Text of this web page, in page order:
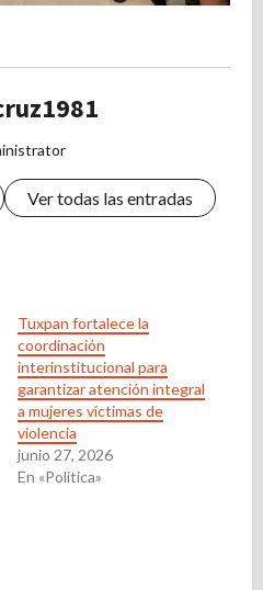
Ver todas las entradas
Tuxpan fortalece la
coordinación
interinstitucional para
garantizar atención integral
a mujeres víctimas de
violencia
junio 27, 2026
En «Politica»